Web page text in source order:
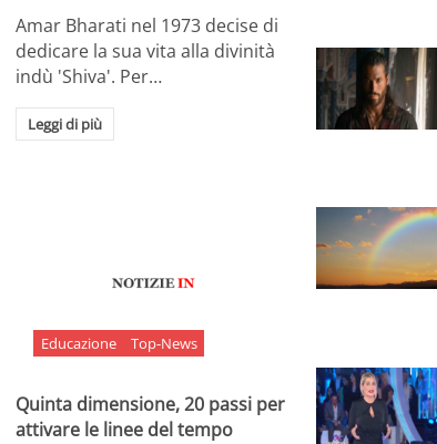
Amar Bharati nel 1973 decise di
dedicare la sua vita alla divinità
indù 'Shiva'. Per…
Leggi di più
Educazione Top-News
Quinta dimensione, 20 passi per
attivare le linee del tempo